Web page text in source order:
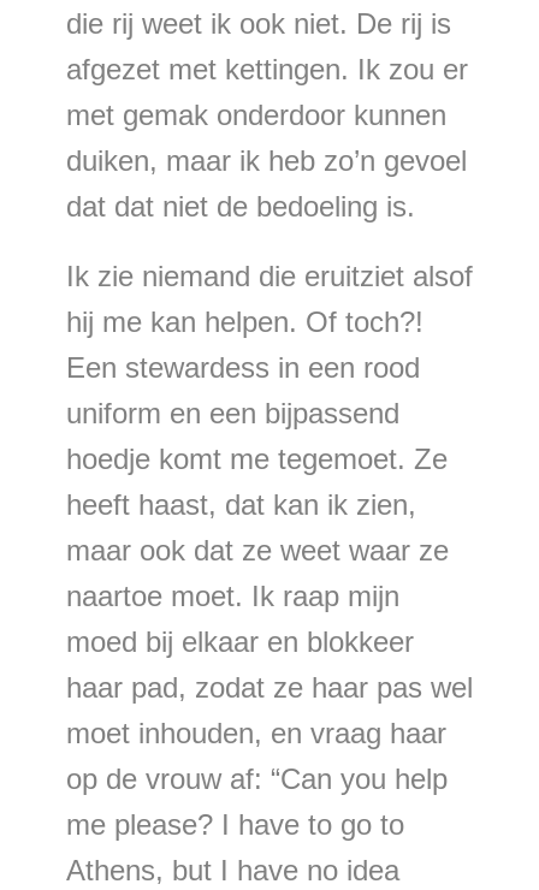
die rij weet ik ook niet. De rij is
afgezet met kettingen. Ik zou er
met gemak onderdoor kunnen
duiken, maar ik heb zo’n gevoel
dat dat niet de bedoeling is.
Ik zie niemand die eruitziet alsof
hij me kan helpen. Of toch?!
Een stewardess in een rood
uniform en een bijpassend
hoedje komt me tegemoet. Ze
heeft haast, dat kan ik zien,
maar ook dat ze weet waar ze
naartoe moet. Ik raap mijn
moed bij elkaar en blokkeer
haar pad, zodat ze haar pas wel
moet inhouden, en vraag haar
op de vrouw af: “Can you help
me please? I have to go to
Athens, but I have no idea